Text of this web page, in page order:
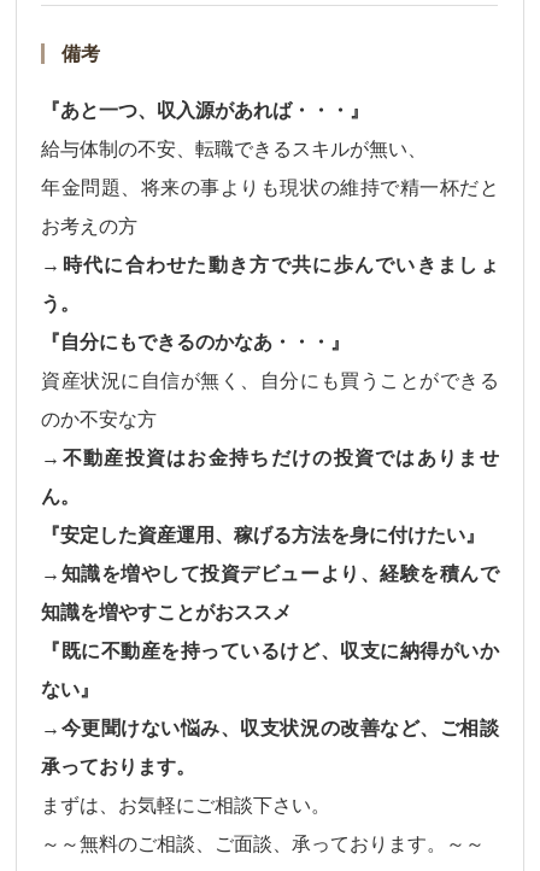
備考
『あと一つ、収入源があれば・・・』
給与体制の不安、転職できるスキルが無い、
年金問題、将来の事よりも現状の維持で精一杯だと
お考えの方
→時代に合わせた動き方で共に歩んでいきましょ
う。
『自分にもできるのかなあ・・・』
資産状況に自信が無く、自分にも買うことができる
のか不安な方
→不動産投資はお金持ちだけの投資ではありませ
ん。
『安定した資産運用、稼げる方法を身に付けたい』
→知識を増やして投資デビューより、経験を積んで
知識を増やすことがおススメ
『既に不動産を持っているけど、収支に納得がいか
ない』
→今更聞けない悩み、収支状況の改善など、ご相談
承っております。
まずは、お気軽にご相談下さい。
～～無料のご相談、ご面談、承っております。～～